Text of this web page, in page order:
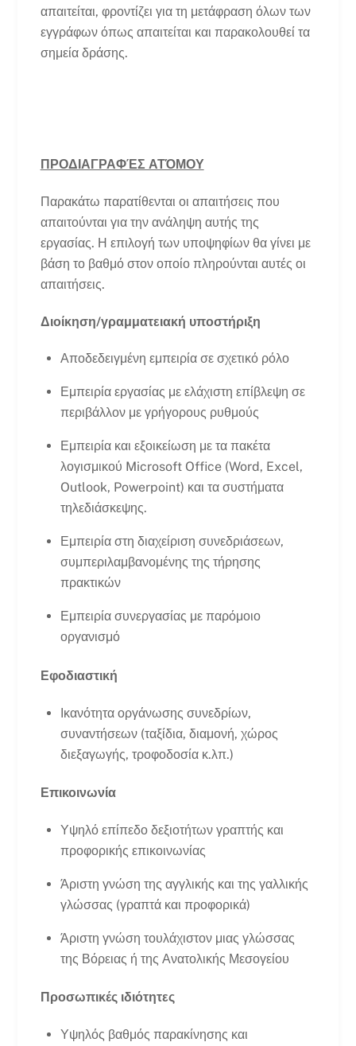
απαιτείται, φροντίζει για τη μετάφραση όλων των
εγγράφων όπως απαιτείται και παρακολουθεί τα
σημεία δράσης.
ΠΡΟΔΙΑΓΡΑΦΈΣ ΑΤΌΜΟΥ
Παρακάτω παρατίθενται οι απαιτήσεις που
απαιτούνται για την ανάληψη αυτής της
εργασίας. Η επιλογή των υποψηφίων θα γίνει με
βάση το βαθμό στον οποίο πληρούνται αυτές οι
απαιτήσεις.
Διοίκηση/γραμματειακή υποστήριξη
Αποδεδειγμένη εμπειρία σε σχετικό ρόλο
Εμπειρία εργασίας με ελάχιστη επίβλεψη σε
περιβάλλον με γρήγορους ρυθμούς
Εμπειρία και εξοικείωση με τα πακέτα
λογισμικού Microsoft Office (Word, Excel,
Outlook, Powerpoint) και τα συστήματα
τηλεδιάσκεψης.
Εμπειρία στη διαχείριση συνεδριάσεων,
συμπεριλαμβανομένης της τήρησης
πρακτικών
Εμπειρία συνεργασίας με παρόμοιο
οργανισμό
Εφοδιαστική
Ικανότητα οργάνωσης συνεδρίων,
συναντήσεων (ταξίδια, διαμονή, χώρος
διεξαγωγής, τροφοδοσία κ.λπ.)
Επικοινωνία
Υψηλό επίπεδο δεξιοτήτων γραπτής και
προφορικής επικοινωνίας
Άριστη γνώση της αγγλικής και της γαλλικής
γλώσσας (γραπτά και προφορικά)
Άριστη γνώση τουλάχιστον μιας γλώσσας
της Βόρειας ή της Ανατολικής Μεσογείου
Προσωπικές ιδιότητες
Υψηλός βαθμός παρακίνησης και